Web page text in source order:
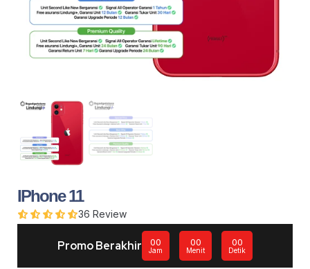
IPhone 11
36 Review
Promo Berakhir 00
Jam
00
Menit
00
Detik